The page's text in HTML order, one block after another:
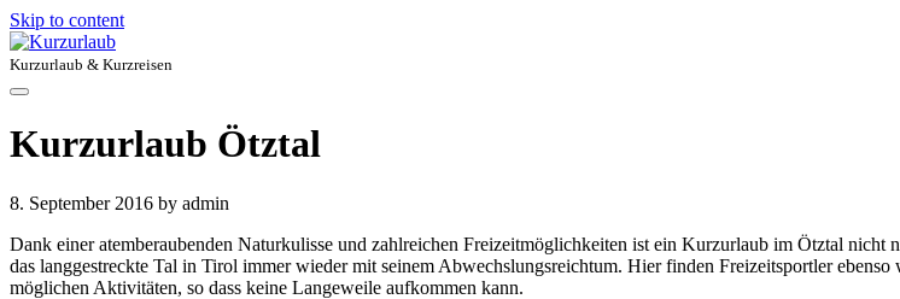
Skip to content
Kurzurlaub & Kurzreisen
Kurzurlaub Ötztal
8. September 2016 by admin
Dank einer atemberaubenden Naturkulisse und zahlreichen Freizeitmöglichkeiten ist ein Kurzurlaub im Ötztal
das langgestreckte Tal in Tirol immer wieder mit seinem Abwechslungsreichtum. Hier finden Freizeitsportler
möglichen Aktivitäten, so dass keine Langeweile aufkommen kann.